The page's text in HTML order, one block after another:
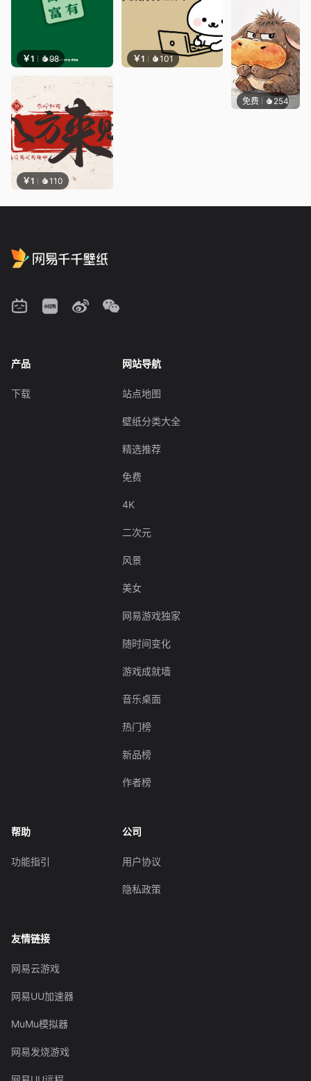
￥1 98 ￥1 101
￥1 110
免费 254渔小小
产品
下载
网站导航
站点地图
壁纸分类大全
精选推荐
免费
4K
二次元
风景
美女
网易游戏独家
随时间变化
游戏成就墙
音乐桌面
热门榜
新品榜
作者榜
帮助
功能指引
公司
用户协议
隐私政策
友情链接
网易云游戏
网易UU加速器
MuMu模拟器
网易发烧游戏